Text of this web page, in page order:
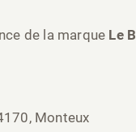
de la marque Le
Monteux